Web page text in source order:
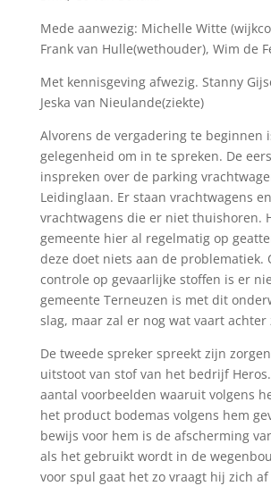
Mede aanwezig: Michelle Witte
Frank van Hulle(wethouder), Wim de
Met kennisgeving afwezig. Stanny
Jeska van Nieulande(ziekte)
Alvorens de vergadering te beginnen
gelegenheid om in te spreken. De
inspreken over de parking
Leidinglaan. Er staan vrachtwagens
vrachtwagens die er niet thuishoren.
gemeente hier al regelmatig op
deze doet niets aan de problematiek.
controle op gevaarlijke stoffen is er
gemeente Terneuzen is met dit
slag, maar zal er nog wat vaart achter
De tweede spreker spreekt zijn
uitstoot van stof van het bedrijf
aantal voorbeelden waaruit volgens
het product bodemas volgens hem
bewijs voor hem is de afscherming
als het gebruikt wordt in de
voor spul gaat het zo vraagt hij zich af